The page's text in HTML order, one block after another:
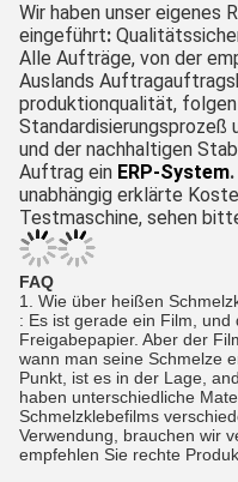
Wir haben unser eigenes
eingeführt:
Alle Aufträge, von der
Auslands
produktionqualität,
Standardisierungsprozeß
und der nachhaltigen
Auftrag ein ERP-System.
unabhängig erklärte
Testmaschine, sehen
FAQ
1. Wie über heißen
: Es ist gerade ein Film,
Freigabepapier. Aber der
wann man seine Schmelze
Punkt, ist es in der Lage,
haben unterschiedliche
Schmelzklebefilms
Verwendung, brauchen wir
empfehlen Sie rechte